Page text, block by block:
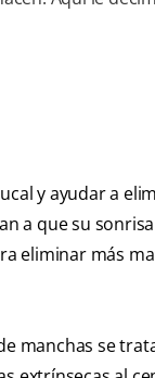
y ayudar a
a que su
eliminar más
manchas se